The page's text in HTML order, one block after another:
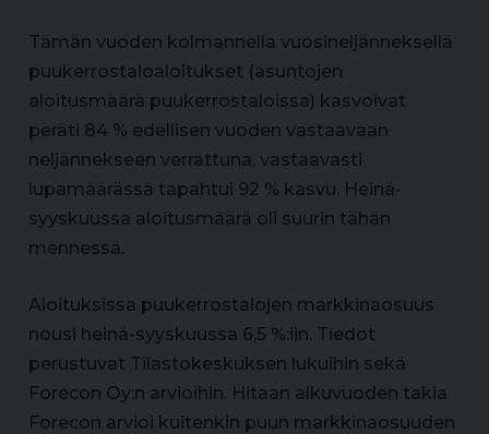
Tämän vuoden kolmannella vuosineljänneksellä
puukerrostaloaloitukset (asuntojen
aloitusmäärä puukerrostaloissa) kasvoivat
peräti 84 % edellisen vuoden vastaavaan
neljännekseen verrattuna, vastaavasti
lupamäärässä tapahtui 92 % kasvu. Heinä-
syyskuussa aloitusmäärä oli suurin tähän
mennessä.
Aloituksissa puukerrostalojen markkinaosuus
nousi heinä-syyskuussa 6,5 %:iin. Tiedot
perustuvat Tilastokeskuksen lukuihin sekä
Forecon Oy:n arvioihin. Hitaan alkuvuoden takia
Forecon arvioi kuitenkin puun markkinaosuuden